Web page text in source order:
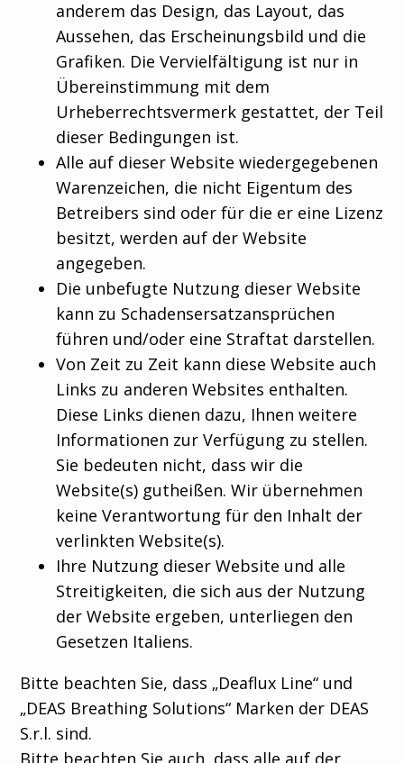
anderem das Design, das Layout, das
Aussehen, das Erscheinungsbild und die
Grafiken. Die Vervielfältigung ist nur in
Übereinstimmung mit dem
Urheberrechtsvermerk gestattet, der Teil
dieser Bedingungen ist.
Alle auf dieser Website wiedergegebenen
Warenzeichen, die nicht Eigentum des
Betreibers sind oder für die er eine Lizenz
besitzt, werden auf der Website
angegeben.
Die unbefugte Nutzung dieser Website
kann zu Schadensersatzansprüchen
führen und/oder eine Straftat darstellen.
Von Zeit zu Zeit kann diese Website auch
Links zu anderen Websites enthalten.
Diese Links dienen dazu, Ihnen weitere
Informationen zur Verfügung zu stellen.
Sie bedeuten nicht, dass wir die
Website(s) gutheißen. Wir übernehmen
keine Verantwortung für den Inhalt der
verlinkten Website(s).
Ihre Nutzung dieser Website und alle
Streitigkeiten, die sich aus der Nutzung
der Website ergeben, unterliegen den
Gesetzen Italiens.
Bitte beachten Sie, dass „Deaflux Line“ und
„DEAS Breathing Solutions“ Marken der DEAS
S.r.l. sind.
Bitte beachten Sie auch, dass alle auf der